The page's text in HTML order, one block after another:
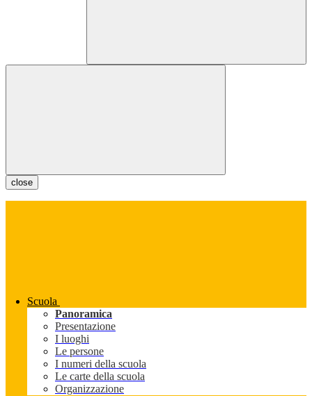
close
Scuola
Panoramica
Presentazione
I luoghi
Le persone
I numeri della scuola
Le carte della scuola
Organizzazione